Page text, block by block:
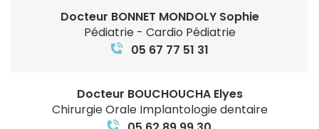
Docteur BONNET MONDOLY Sophie
Pédiatrie - Cardio Pédiatrie
05 67 77 51 31
Docteur BOUCHOUCHA Elyes
Chirurgie Orale Implantologie dentaire